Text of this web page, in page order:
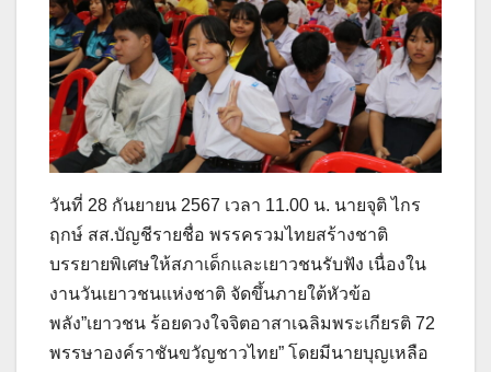
วันที่ 28 กันยายน 2567 เวลา 11.00 น. นายจุติ ไกร
ฤกษ์ สส.บัญชีรายชื่อ พรรครวมไทยสร้างชาติ
บรรยายพิเศษให้สภาเด็กและเยาวชนรับฟัง เนื่องใน
งานวันเยาวชนแห่งชาติ จัดขึ้นภายใต้หัวข้อ
พลัง”เยาวชน ร้อยดวงใจจิตอาสาเฉลิมพระเกียรติ 72
พรรษาองค์ราชันขวัญชาวไทย” โดยมีนายบุญเหลือ